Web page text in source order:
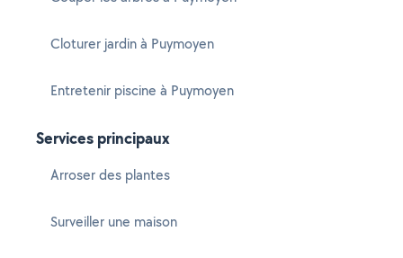
Cloturer jardin à Puymoyen
Entretenir piscine à Puymoyen
Services principaux
Arroser des plantes
Surveiller une maison